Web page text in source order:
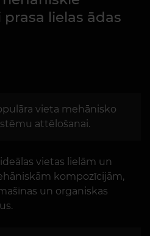
lielas ādas
vieta mehānisko
attēlošanai.
vietas lielām un
kompozīcijām,
un organiskas